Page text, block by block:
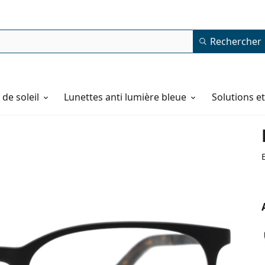
Rechercher
soleil Lunettes anti lumière bleue Solutions